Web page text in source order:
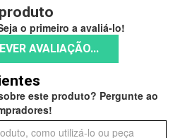
o primeiro a avaliá-lo!
AVALIAÇÃO...
este produto? Pergunte ao